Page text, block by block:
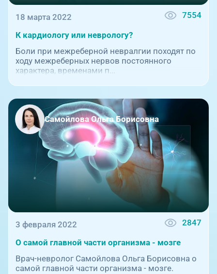
18 марта 2022 7554
К кардиологу или неврологу?
Боли при межреберной невралгии походят по
ходу межреберных нервов постоянного
характера, временами п...
Самойлова Ольга Борисовна
3 февраля 2022 2847
О самой главной части организма - мозге
Врач-невролог Самойлова Ольга Борисовна о
самой главной части организма - мозге.